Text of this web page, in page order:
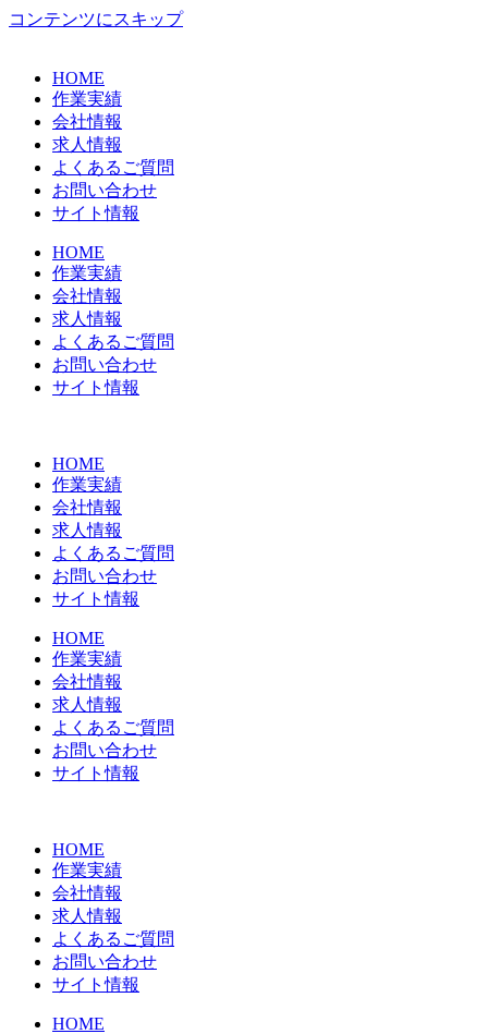
コンテンツにスキップ
HOME
作業実績
会社情報
求人情報
よくあるご質問
お問い合わせ
サイト情報
HOME
作業実績
会社情報
求人情報
よくあるご質問
お問い合わせ
サイト情報
HOME
作業実績
会社情報
求人情報
よくあるご質問
お問い合わせ
サイト情報
HOME
作業実績
会社情報
求人情報
よくあるご質問
お問い合わせ
サイト情報
HOME
作業実績
会社情報
求人情報
よくあるご質問
お問い合わせ
サイト情報
HOME